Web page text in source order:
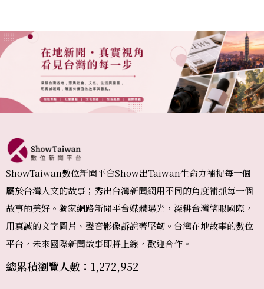
ShowTaiwan數位新聞平台Show出Taiwan生命力補捉每一個
屬於台灣人文的故事；秀出台灣新聞網用不同的角度補抓每一個
故事的美好。獨家網路新聞平台媒體曝光，深耕台灣望眼國際，
用真誠的文字圖片、聲音影像訴說著堅韌。台灣在地故事的數位
平台，未來國際新聞故事即將上線，歡迎合作。
總累積瀏覽人數：1,272,952